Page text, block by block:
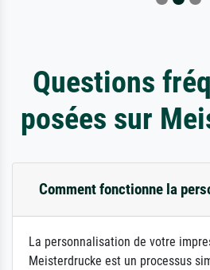
Questions
posées sur
Comment fonctionne la
La personnalisation de votre
Meisterdrucke est un processus